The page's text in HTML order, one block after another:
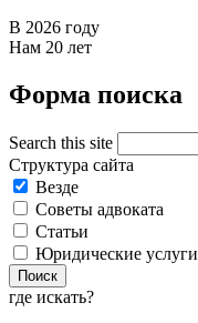
В 2026 году
Нам 20 лет
Форма поиска
Search this site
Структура сайта
Везде
Советы адвоката
Статьи
Юридические услуги
где искать?